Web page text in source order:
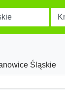
Śląskie